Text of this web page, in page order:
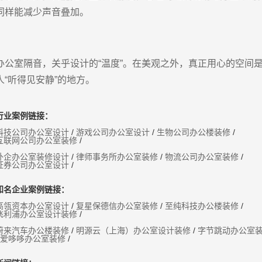
样能减少声音叠加。
公室隔音，关乎设计的“温度”。在美观之外，真正用心的空间
“听得见安静”的地方。
业案例链接：
技公司办公室设计 / 游戏公司办公室设计 / 生物公司办公楼装修 /
联网公司办公室装修 /
企办公室装修设计 / 律师事务所办公室装修 / 物流公司办公室装修 /
券公司办公室设计 /
名企业案例链接：
瓴资本办公室设计 / 复星保德信办公室装修 / 至纯科技办公楼装修 /
利浦办公室设计装修 /
来汽车办公楼装修 / 明源云（上海）办公室设计装修 / 字节跳动办公室
爱哆哆办公室装修 /